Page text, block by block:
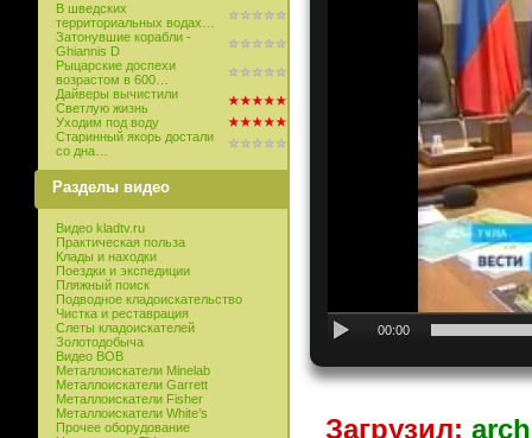
В шведских
территориальных водах…
Затонувшие корабли -
Ghiannis D
Рыцарские доспехи
возрастом в 600…
Дайверы вычистили
Светлую жизнь
Уходим под воду
Старинный якорь достали
со дна…
Разделы видео
Видео kladtv.ru
Практическая польза
Клады и находки
Поездки и экспедиции
Пляжный поиск
Подводное кладоискательство
Чистка и реставрация
Слеты кладоискателей
Золотодобыча
Видео ВОВ
Металлоискатели Minelab
Металлоискатели Garrett
Металлоискатели Fisher
Металлоискатели White’s
Прочее оборудование
00:00
Загрузил: